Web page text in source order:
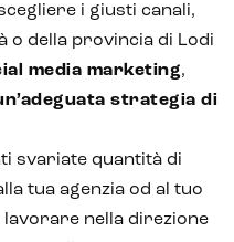
i giusti canali,
o della provincia di Lodi
media marketing,
strategia di
svariate quantità di
tua agenzia od al tuo
nella direzione